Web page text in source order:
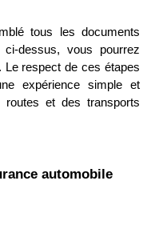
tous les documents
dessus, vous pourrez
Le respect de ces étapes
expérience simple et
et des transports
automobile